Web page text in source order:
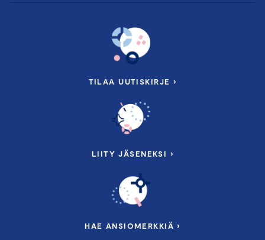
TILAA UUTISKIRJE ›
LIITY JÄSENEKSI ›
HAE ANSIOMERKKIÄ ›